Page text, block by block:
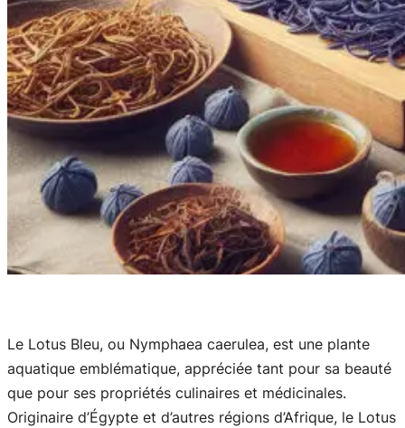
Le Lotus Bleu, ou Nymphaea caerulea, est une plante
aquatique emblématique, appréciée tant pour sa beauté
que pour ses propriétés culinaires et médicinales.
Originaire d’Égypte et d’autres régions d’Afrique, le Lotus